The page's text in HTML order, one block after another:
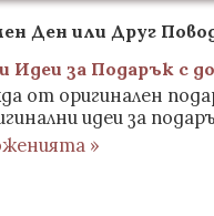
Ден или Друг
Идеи за Подарък с
от оригинален
идеи за
»